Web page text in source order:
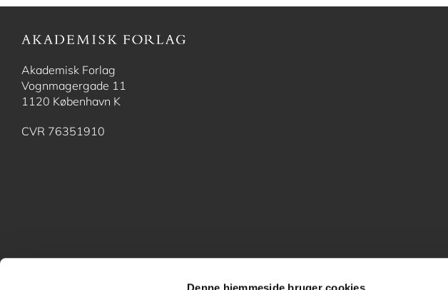
Denne hjemmeside bruger cookies
Akademisk Forlag
Vognmagergade 11
1120 København K
CVR 76351910